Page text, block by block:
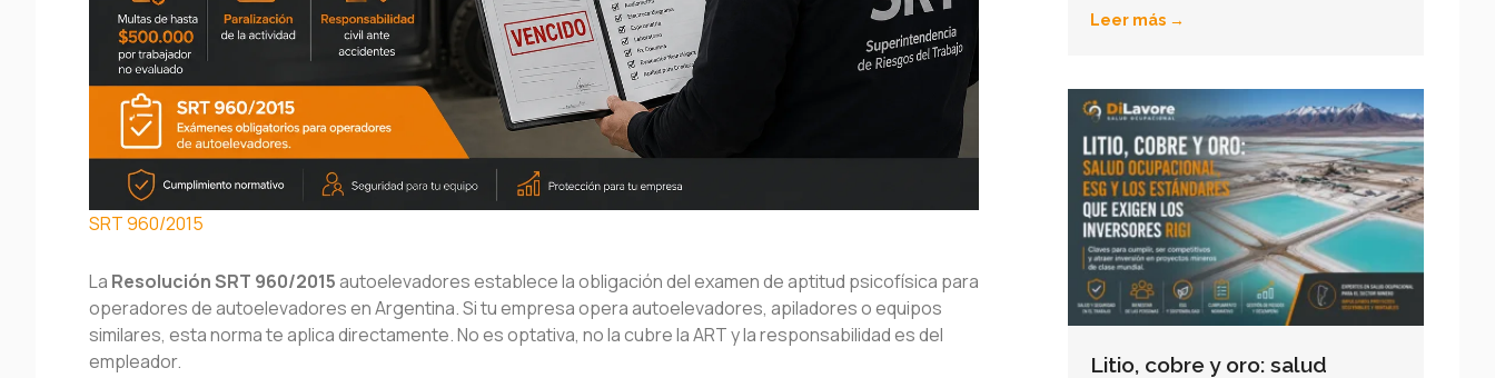
SRT 960/2015
La Resolución SRT 960/2015autoelevadores establece la obligación del examen de aptitud psicofísica para
operadores de autoelevadores en Argentina. Si tu empresa opera autoelevadores, apiladores o equipos
similares, esta norma te aplica directamente. No es optativa, no la cubre la ART y la responsabilidad es del
empleador.
Leer más →
Litio, cobre y oro: salud